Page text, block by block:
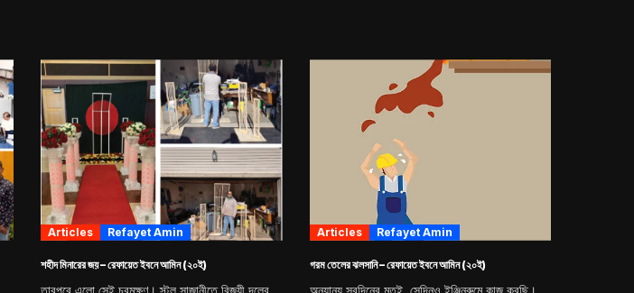
Articles Refayet Amin
শহীদ মিনারের জয় – রেফায়েত ইবনে আমিন (২০ই)
তারপরে এলো সেই চরমক্ষণ। স্টল সাজানীতে বিজয়ী দলের
Articles Refayet Amin
গরম তেলের ঝলসানি – রেফায়েত ইবনে আমিন (২০ই)
অন্যান্য সবদিনের মতই, সেদিনও ইঞ্জিনরুমে কাজ করছি।